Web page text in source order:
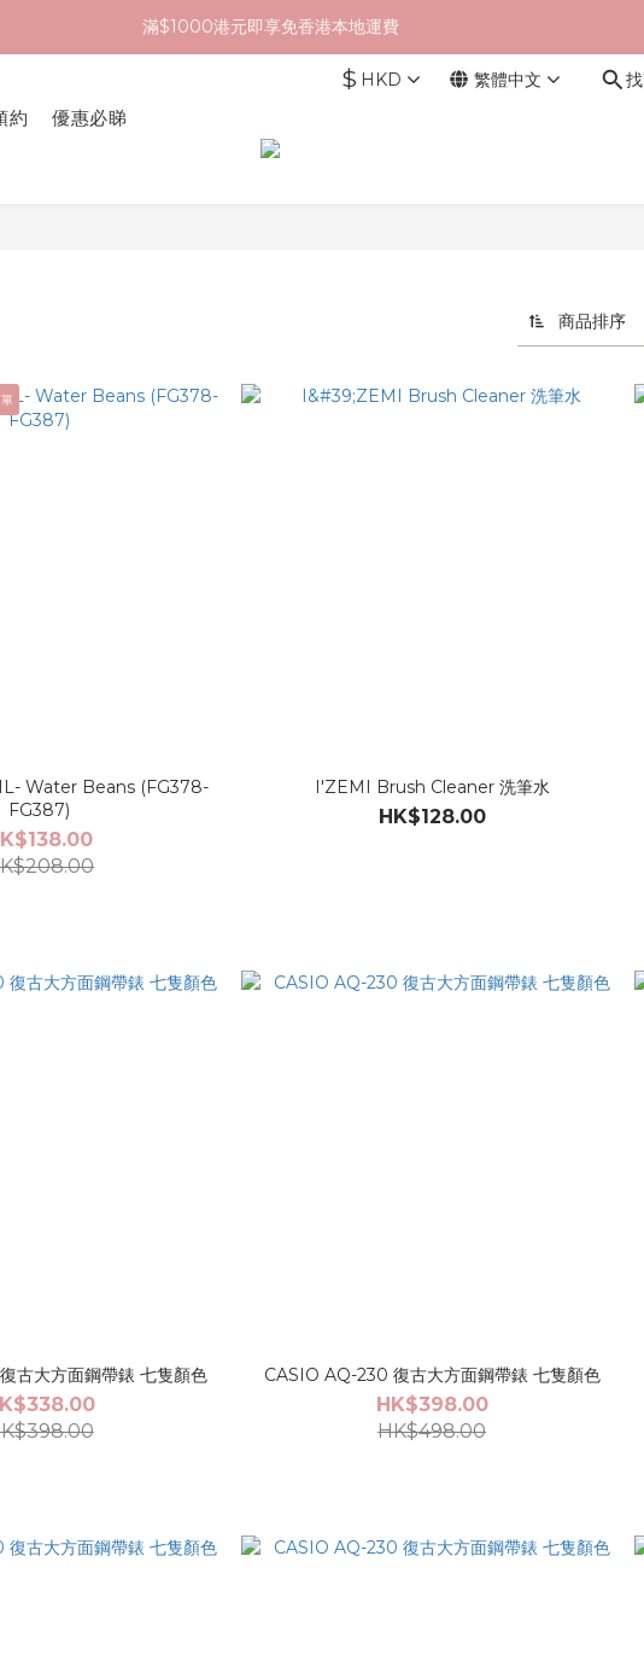
滿$1000港元即享免香港本地運費
$ HKD 繁體中文
約 優惠必睇
商品排序
FG387)
I'ZEMI Brush Cleaner 洗筆水
HK$128.00
古大方面鋼帶錶 七隻顏色 CASIO AQ-230 復古大方面鋼帶錶 七隻顏色
HK$398.00
HK$498.00